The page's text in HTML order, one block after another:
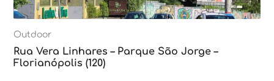
Outdoor
Rua Vera Linhares – Parque São Jorge –
Florianópolis (120)